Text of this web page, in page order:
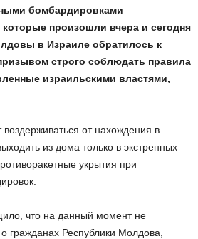
бомбардировками
произошли вчера и сегодня
в Израиле обратилось к
строго соблюдать правила
израильскими властями,
от нахождения в
из дома только в экстренных
укрытия при
что на данный момент не
гражданах Республики Молдова,